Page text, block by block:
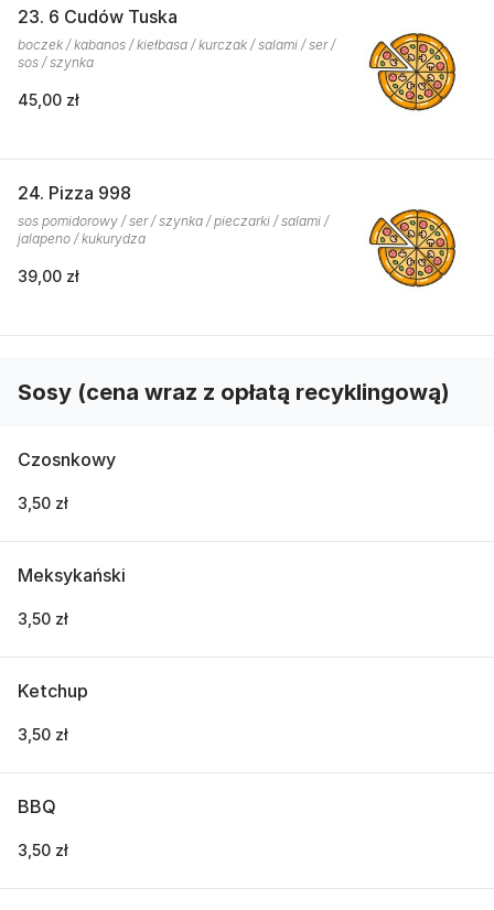
23. 6 Cudów Tuska
boczek / kabanos / kiełbasa / kurczak / salami / ser /
sos / szynka
45,00 zł
24. Pizza 998
sos pomidorowy / ser / szynka / pieczarki / salami /
jalapeno / kukurydza
39,00 zł
Sosy (cena wraz z opłatą recyklingową)
Czosnkowy
3,50 zł
Meksykański
3,50 zł
Ketchup
3,50 zł
BBQ
3,50 zł